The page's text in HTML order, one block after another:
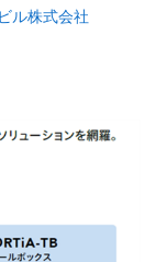
ル株式会社